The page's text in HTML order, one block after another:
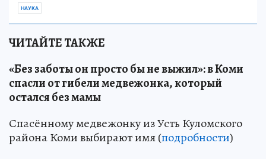
НАУКА
ЧИТАЙТЕ ТАКЖЕ
«Без заботы он просто бы не выжил»: в Коми
спасли от гибели медвежонка, который
остался без мамы
Спасённому медвежонку из Усть Куломского
района Коми выбирают имя (подробности)